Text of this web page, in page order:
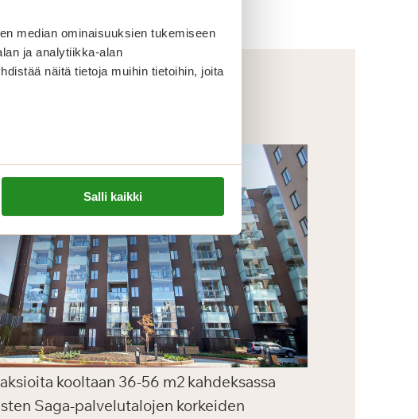
median ominaisuuksien tukemiseen
ja analytiikka-alan
näitä tietoja muihin tietoihin, joita
Salli kaikki
kooltaan 36-56 m2 kahdeksassa
Saga-palvelutalojen korkeiden